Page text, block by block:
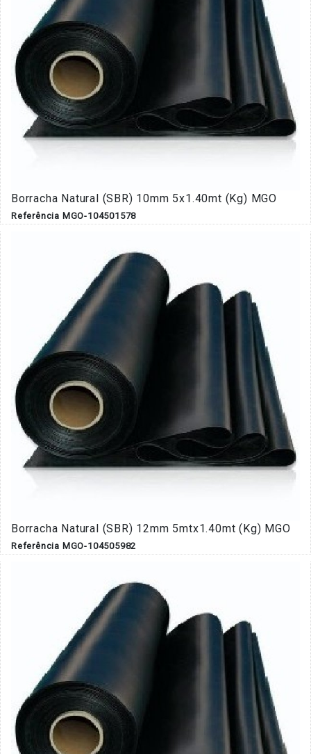
Borracha Natural (SBR) 10mm 5x1.40mt (Kg) MGO
Referência MGO-104501578
Borracha Natural (SBR) 12mm 5mtx1.40mt (Kg) MGO
Referência MGO-104505982